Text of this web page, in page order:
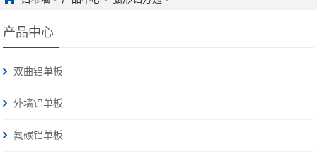
产品中心
双曲铝单板
外墙铝单板
氟碳铝单板